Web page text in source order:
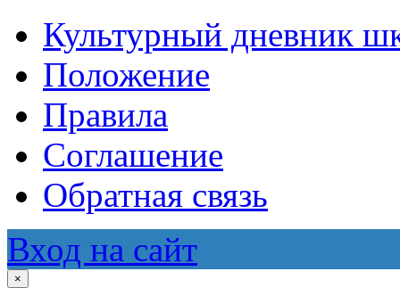
Культурный дневник
Положение
Правила
Соглашение
Обратная связь
Вход на сайт
×